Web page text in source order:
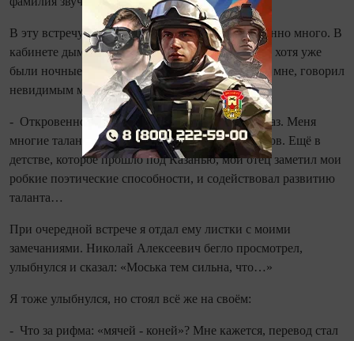
В эту встречу Николай Алексеевич курил особенно много. В
кабинете дым висел ширмой. Я распахнул окно, хотя уже
были ночные заморозки. Он, опять позабыв обо мне, говорил
невидимым мне людям:
- Откровенно говоря, мне в поэзии никто не указ. Меня
многие таланты знают и ценят, особенно Тихонов. Ещё в
детстве, которое прошло под Казанью, мой отец заметил мои
робкие поэтические способности, и содействовал развитию
таланта…
При очередной встрече я отдал ему листки с моими
замечаниями. Николай Алексеевич бегло просмотрел,
улыбнулся и сказал: «Моська тем сильна, что…»
Я тоже улыбнулся, но стоял всё же на своём:
- Что за рифма: «мячей - коней»? Мне кажется, перевод стал